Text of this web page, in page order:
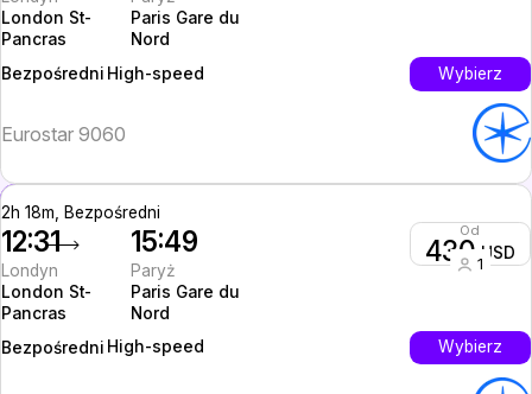
London St-
Pancras
Paris Gare du
Nord
Bezpośredni High-speed Wybierz
Eurostar 9060
2h 18m, Bezpośredni
12:31
Londyn
London St-
Pancras
15:49
Paryż
Paris Gare du
Nord
Od
430 USD
1
Bezpośredni High-speed Wybierz